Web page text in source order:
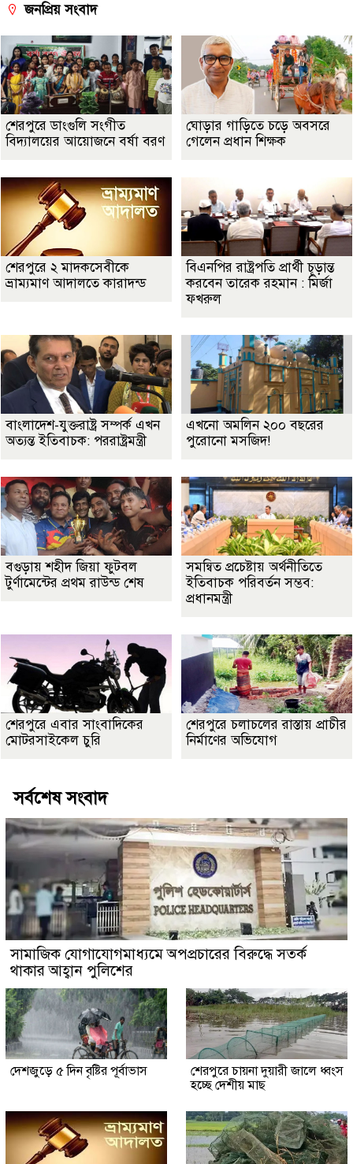
জনপ্রিয় সংবাদ
শেরপুরে ডাংগুলি সংগীত
বিদ্যালয়ের আয়োজনে বর্ষা বরণ
ঘোড়ার গাড়িতে চড়ে অবসরে
গেলেন প্রধান শিক্ষক
শেরপুরে ২ মাদকসেবীকে
ভ্রাম্যমাণ আদালতে কারাদন্ড
বিএনপির রাষ্ট্রপতি প্রার্থী চূড়ান্ত
করবেন তারেক রহমান : মির্জা
ফখরুল
বাংলাদেশ-যুক্তরাষ্ট্র সম্পর্ক এখন
অত্যন্ত ইতিবাচক: পররাষ্ট্রমন্ত্রী
এখনো অমলিন ২০০ বছরের
পুরোনো মসজিদ!
বগুড়ায় শহীদ জিয়া ফুটবল
টুর্ণামেন্টের প্রথম রাউন্ড শেষ
সমন্বিত প্রচেষ্টায় অর্থনীতিতে
ইতিবাচক পরিবর্তন সম্ভব:
প্রধানমন্ত্রী
শেরপুরে এবার সাংবাদিকের
মোটরসাইকেল চুরি
শেরপুরে চলাচলের রাস্তায় প্রাচীর
নির্মাণের অভিযোগ
সর্বশেষ সংবাদ
সামাজিক যোগাযোগমাধ্যমে অপপ্রচারের বিরুদ্ধে সতর্ক
থাকার আহ্বান পুলিশের
দেশজুড়ে ৫ দিন বৃষ্টির পূর্বাভাস
শেরপুরে চায়না দুয়ারী জালে ধ্বংস
হচ্ছে দেশীয় মাছ